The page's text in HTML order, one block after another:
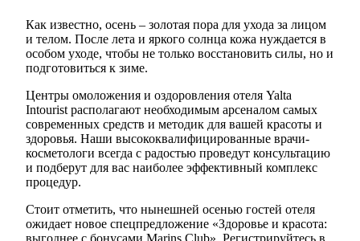
Как известно, осень – золотая пора для ухода за лицом
и телом. После лета и яркого солнца кожа нуждается в
особом уходе, чтобы не только восстановить силы, но и
подготовиться к зиме.
Центры омоложения и оздоровления отеля Yalta
Intourist располагают необходимым арсеналом самых
современных средств и методик для вашей красоты и
здоровья. Наши высококвалифицированные врачи-
косметологи всегда с радостью проведут консультацию
и подберут для вас наиболее эффективный комплекс
процедур.
Стоит отметить, что нынешней осенью гостей отеля
ожидает новое спецпредложение «Здоровье и красота:
выгоднее с бонусами Marins Club». Регистрируйтесь в